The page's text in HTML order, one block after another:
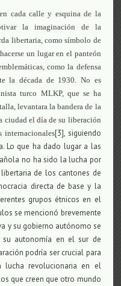
cada calle y esquina de la
la imaginación de la
libertaria, como símbolo de
un lugar en el panteón
como la defensa
la década de 1930. No es
turco MLKP, que se ha
levantara la bandera de la
ciudad el día de su liberación
internacionales[3], siguiendo
Lo que ha dado lugar a las
no ha sido la lucha por
de los cantones de
directa de base y la
grupos étnicos en el
se mencionó brevemente
y su gobierno autónomo se
autonomía en el sur de
podría ser crucial para
lucha revolucionaria en el
que creen que otro mundo